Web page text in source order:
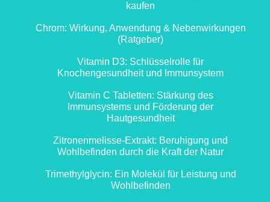
kaufen
Chrom: Wirkung, Anwendung & Nebenwirkungen
(Ratgeber)
Vitamin D3: Schlüsselrolle für
Knochengesundheit und Immunsystem
Vitamin C Tabletten: Stärkung des
Immunsystems und Förderung der
Hautgesundheit
Zitronenmelisse-Extrakt: Beruhigung und
Wohlbefinden durch die Kraft der Natur
Trimethylglycin: Ein Molekül für Leistung und
Wohlbefinden